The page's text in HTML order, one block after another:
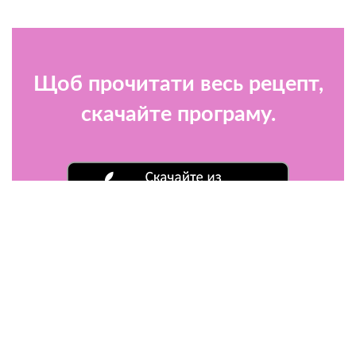
Щоб прочитати весь рецепт,
скачайте програму.